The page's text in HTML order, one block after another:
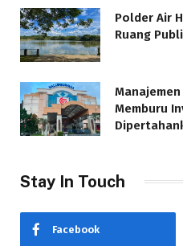
Polder Air
Ruang
Memburu
Stay In Touch
Facebook